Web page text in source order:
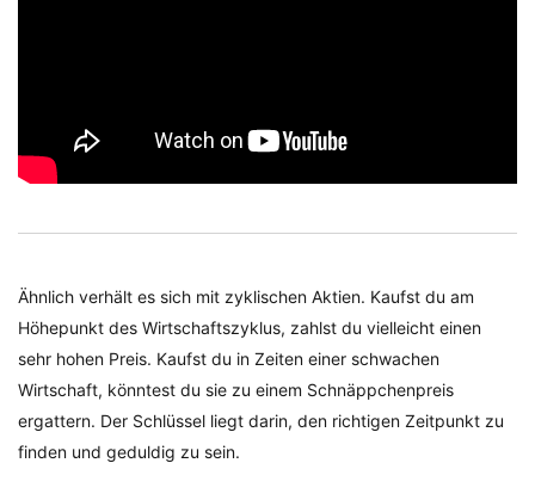
Ähnlich verhält es sich mit zyklischen Aktien. Kaufst du am
Höhepunkt des Wirtschaftszyklus, zahlst du vielleicht einen
sehr hohen Preis. Kaufst du in Zeiten einer schwachen
Wirtschaft, könntest du sie zu einem Schnäppchenpreis
ergattern. Der Schlüssel liegt darin, den richtigen Zeitpunkt zu
finden und geduldig zu sein.